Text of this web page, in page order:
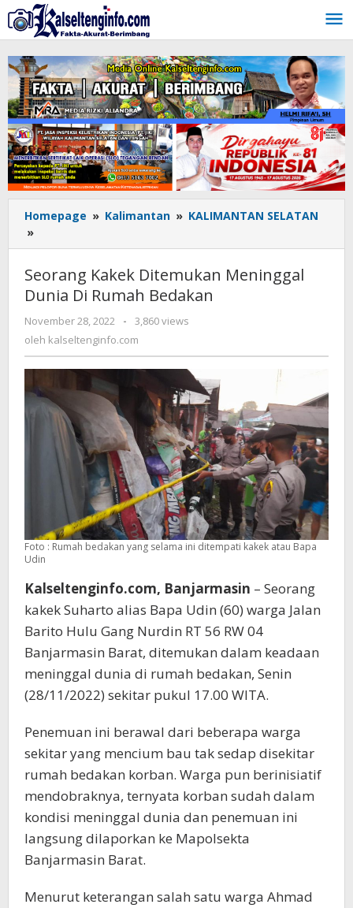
Lewati
ke
konten
Homepage » Kalimantan » KALIMANTAN SELATAN
»
Kakek
Meninggal
Dunia
Bedakan
Seorang Kakek Ditemukan Meninggal
Dunia Di Rumah Bedakan
November 28, 2022
oleh
kalseltenginfo.com
-
3,860 views
oleh kalseltenginfo.com
Foto : Rumah bedakan yang selama ini ditempati kakek atau Bapa
Udin
Kalseltenginfo.com, Banjarmasin – Seorang
kakek Suharto alias Bapa Udin (60) warga Jalan
Barito Hulu Gang Nurdin RT 56 RW 04
Banjarmasin Barat, ditemukan dalam keadaan
meninggal dunia di rumah bedakan, Senin
(28/11/2022) sekitar pukul 17.00 WITA.
Penemuan ini berawal dari beberapa warga
sekitar yang mencium bau tak sedap disekitar
rumah bedakan korban. Warga pun berinisiatif
mendobraknya, ternyata korban sudah dalam
kondisi meninggal dunia dan penemuan ini
langsung dilaporkan ke Mapolsekta
Banjarmasin Barat.
Menurut keterangan salah satu warga Ahmad